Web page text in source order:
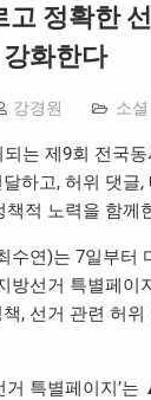
정확한
화한다
강경원 소셜
는 제9회 전국
하고, 허위 댓글
책적 노력을 함께
수연)는 7일부터
방선거 특별페이
, 선거 관련 허
거 특별페이지’